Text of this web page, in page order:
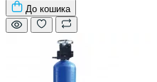
До кошика